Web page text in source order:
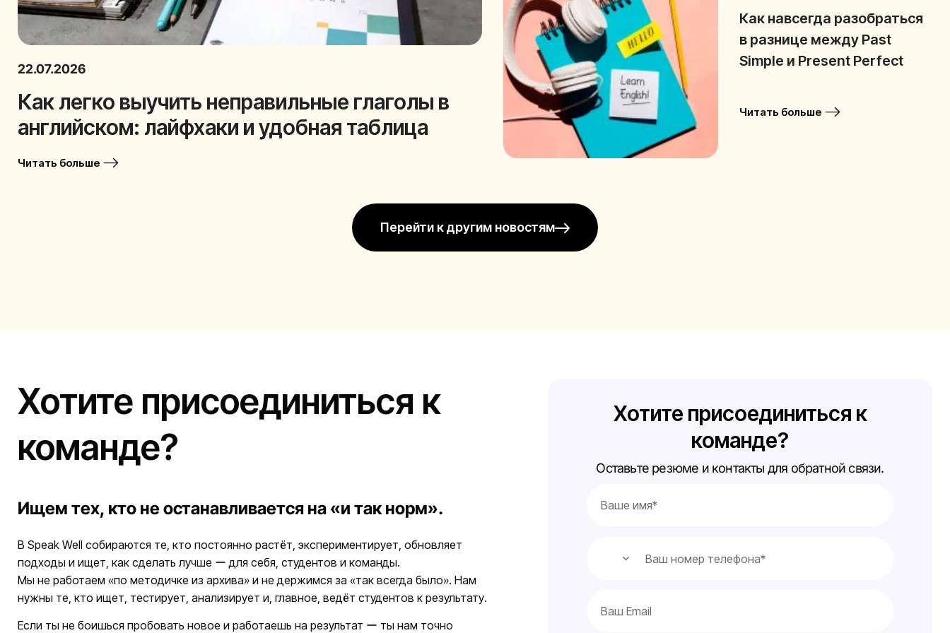
22.07.2026
Как легко выучить неправильные глаголы в
английском: лайфхаки и удобная таблица
Читать больше
Как навсегда разобраться
в разнице между Past
Simple и Present Perfect
Читать больше
Перейти к другим новостям
Хотите присоединиться к
команде?
Ищем тех, кто не останавливается на «и так норм».
В Speak Well собираются те, кто постоянно растёт, экспериментирует, обновляет
подходы и ищет, как сделать лучше ー для себя, студентов и команды.
Мы не работаем «по методичке из архива» и не держимся за «так всегда было». Нам
нужны те, кто ищет, тестирует, анализирует и, главное, ведёт студентов к результату.
Если ты не боишься пробовать новое и работаешь на результат ー ты нам точно
Хотите присоединиться к
команде?
Оставьте резюме и контакты для обратной связи.